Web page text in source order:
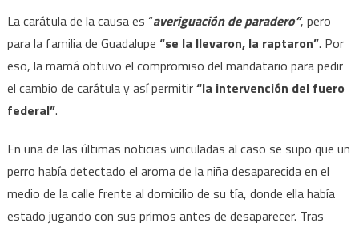
La carátula de la causa es “averiguación de paradero”, pero
para la familia de Guadalupe “se la llevaron, la raptaron”. Por
eso, la mamá obtuvo el compromiso del mandatario para pedir
el cambio de carátula y así permitir“la intervención del fuero
federal”.
En una de las últimas noticias vinculadas al caso se supo que un
perro había detectado el aroma de la niña desaparecida en el
medio de la calle frente al domicilio de su tía, donde ella había
estado jugando con sus primos antes de desaparecer. Tras